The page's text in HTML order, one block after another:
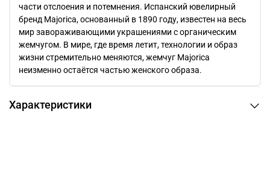
части отслоения и потемнения. Испанский ювелирный
бренд Majorica, основанный в 1890 году, известен на весь
мир завораживающими украшениями c органическим
жемчугом. В мире, где время летит, технологии и образ
жизни стремительно меняются, жемчуг Majorica
неизменно остаётся частью женского образа.
Характеристики